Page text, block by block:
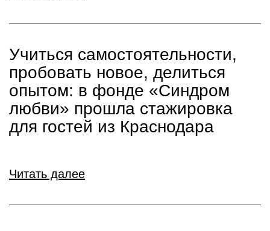
Учиться самостоятельности,
пробовать новое, делиться
опытом: в фонде «Синдром
любви» прошла стажировка
для гостей из Краснодара
Читать далее